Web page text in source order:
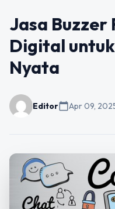
Jasa
Digital
Nyata
Editorcalendar_todayApr 09,